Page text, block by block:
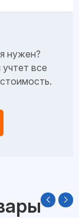
нужен?
все